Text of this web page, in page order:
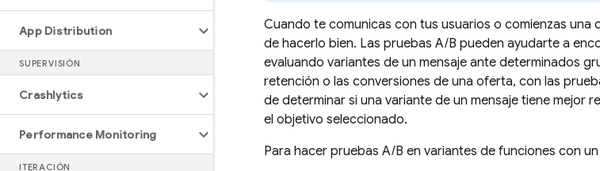
App Distribution
SUPERVISIÓN
Crashlytics
Performance Monitoring
ITERACIÓN
Cuando te comunicas con tus usuarios o comienzas
de hacerlo bien. Las pruebas A/B pueden ayudarte a
evaluando variantes de un mensaje ante determinados
retención o las conversiones de una oferta, con las
de determinar si una variante de un mensaje tiene mejor
el objetivo seleccionado.
Para hacer pruebas A/B en variantes de funciones con